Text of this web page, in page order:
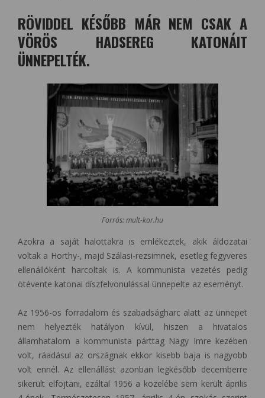
RÖVIDDEL KÉSŐBB MÁR NEM CSAK A
VÖRÖS HADSEREG KATONÁIT
ÜNNEPELTÉK.
Forrás: mult-kor.hu
Azokra a saját halottakra is emlékeztek, akik áldozatai
voltak a Horthy-, majd Szálasi-rezsimnek, esetleg fegyveres
ellenállóként harcoltak is. A kommunista vezetés pedig
ötévente katonai díszfelvonulással ünnepelte az eseményt.
Az 1956-os forradalom és szabadságharc alatt az ünnepet
nem helyezték hatályon kívül, hiszen a hivatalos
államhatalom a kommunista párttag Nagy Imre kezében
volt, ráadásul az országnak ekkor kisebb baja is nagyobb
volt ennél. Az ellenállást azonban legkésőbb decemberre
sikerült elfojtani, ezáltal 1956 a közelébe sem került április